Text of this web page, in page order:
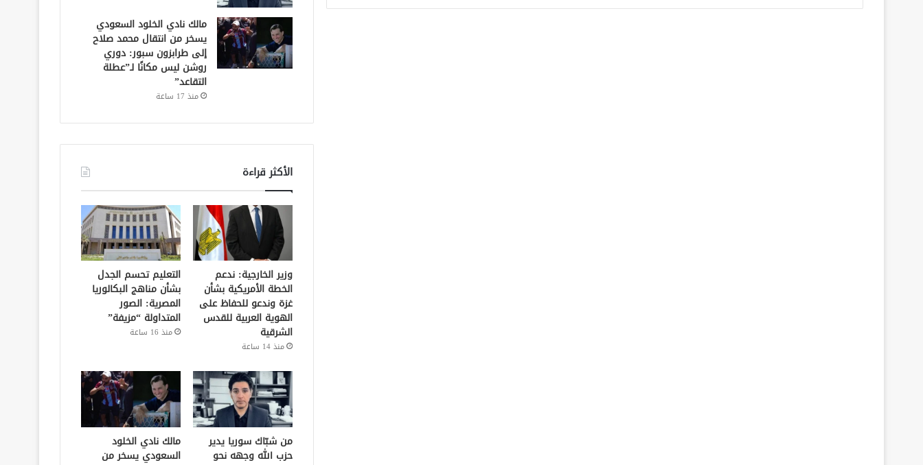
مالك نادي الخلود السعودي
يسخر من انتقال محمد صلاح
إلى طرابزون سبور: دوري
روشن ليس مكانًا لـ”عطلة
التقاعد”
منذ 17 ساعة
الأكثر قراءة
وزير الخارجية: ندعم
الخطة الأمريكية بشأن
غزة وندعو للحفاظ على
الهوية العربية للقدس
الشرقية
منذ 14 ساعة
التعليم تحسم الجدل
بشأن مناهج البكالوريا
المصرية: الصور
المتداولة “مزيفة”
منذ 16 ساعة
من شبّاك سوريا يدير
حزب الله وجهه نحو
مالك نادي الخلود
السعودي يسخر من